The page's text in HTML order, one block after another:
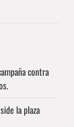
contra
la plaza